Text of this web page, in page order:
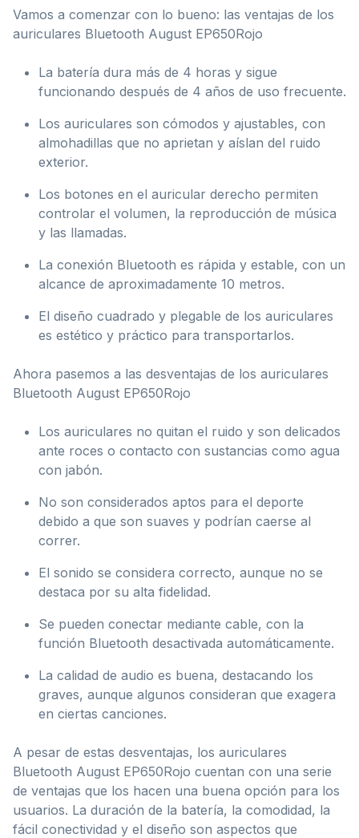
Vamos a comenzar con lo bueno: las ventajas de los
auriculares Bluetooth August EP650Rojo
La batería dura más de 4 horas y sigue
funcionando después de 4 años de uso frecuente.
Los auriculares son cómodos y ajustables, con
almohadillas que no aprietan y aíslan del ruido
exterior.
Los botones en el auricular derecho permiten
controlar el volumen, la reproducción de música
y las llamadas.
La conexión Bluetooth es rápida y estable, con un
alcance de aproximadamente 10 metros.
El diseño cuadrado y plegable de los auriculares
es estético y práctico para transportarlos.
Ahora pasemos a las desventajas de los auriculares
Bluetooth August EP650Rojo
Los auriculares no quitan el ruido y son delicados
ante roces o contacto con sustancias como agua
con jabón.
No son considerados aptos para el deporte
debido a que son suaves y podrían caerse al
correr.
El sonido se considera correcto, aunque no se
destaca por su alta fidelidad.
Se pueden conectar mediante cable, con la
función Bluetooth desactivada automáticamente.
La calidad de audio es buena, destacando los
graves, aunque algunos consideran que exagera
en ciertas canciones.
A pesar de estas desventajas, los auriculares
Bluetooth August EP650Rojo cuentan con una serie
de ventajas que los hacen una buena opción para los
usuarios. La duración de la batería, la comodidad, la
fácil conectividad y el diseño son aspectos que